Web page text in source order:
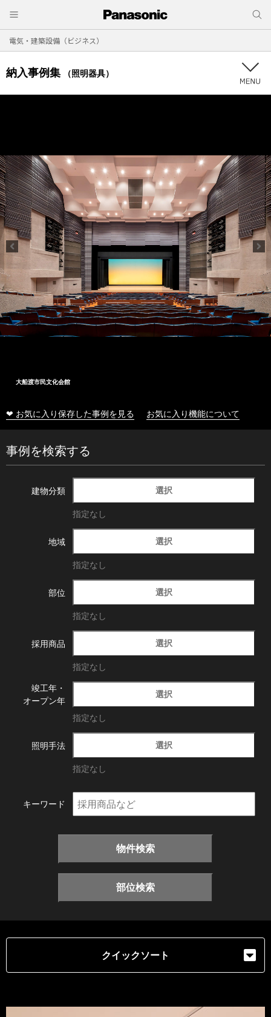
電気・建築設備（ビジネス）
納入事例集 （照明器具）
大船渡市民文化会館
❤ お気に入り保存した事例を見る お気に入り機能について
事例を検索する
建物分類 選択
指定なし
地域 選択
指定なし
部位 選択
指定なし
採用商品 選択
指定なし
竣工年・
オープン年
選択
指定なし
照明手法 選択
指定なし
キーワード
物件検索
部位検索
クイックソート